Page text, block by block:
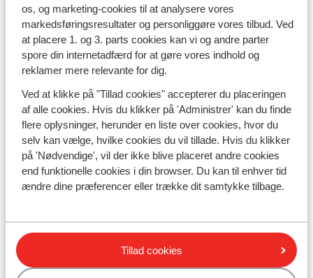
os, og marketing-cookies til at analysere vores
markedsføringsresultater og personliggøre vores tilbud. Ved
at placere 1. og 3. parts cookies kan vi og andre parter
spore din internetadfærd for at gøre vores indhold og
reklamer mere relevante for dig.
Ved at klikke på "Tillad cookies" accepterer du placeringen
af alle cookies. Hvis du klikker på 'Administrer' kan du finde
flere oplysninger, herunder en liste over cookies, hvor du
selv kan vælge, hvilke cookies du vil tillade. Hvis du klikker
på 'Nødvendige', vil der ikke blive placeret andre cookies
end funktionelle cookies i din browser. Du kan til enhver tid
ændre dine præferencer eller trække dit samtykke tilbage.
Tillad cookies
Ja, jeg vil gerne modtage ski-
nyhedsbrevet
Hvad er Travel Tuesday?
Travel Tuesday er en populær rejsedag, der hvert år
falder efter Cyber Monday. Hos Sunweb betyder det
eksklusive tilbud på både solferier og skiferier. Flere og
flere danskere ser dagen som det perfekte tidspunkt at
du leder efterEarly Booking rabat på en solferie, en
skiferie med gode rabatter, eller blot en rigtig god pris,
er Travel Tuesday en oplagt mulighed for at spare på
din ferie.